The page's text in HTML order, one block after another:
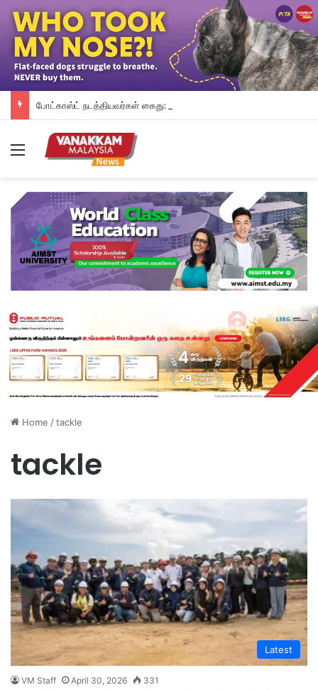
Menu
Home /tackle
tackle
Latest
VM Staff April 30, 2026 331